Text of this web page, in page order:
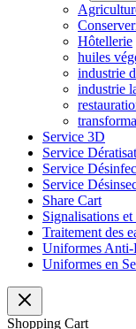
Hôtellerie
huiles
industrie
industrie
Service 3D
Service
Service
Service
Share Cart
Signalisations
Traitement des
Uniformes Anti-
Uniformes en
Shopping Cart